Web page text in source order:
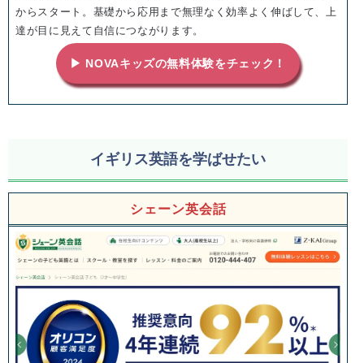
からスタート。基礎から応用まで無理なく効率よく伸ばして、上
達が目に見えて自信につながります。
▶ NOVAキッズの無料体験をチェック！
イギリス英語を学ばせたい
シェーン英会話